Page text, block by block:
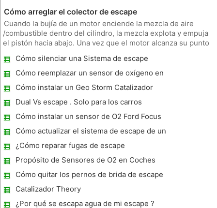
Cómo arreglar el colector de escape
Cuando la bujía de un motor enciende la mezcla de aire
/combustible dentro del cilindro, la mezcla explota y empuja
el pistón hacia abajo. Una vez que el motor alcanza su punto
de cilindro se abre. A medida que el pistón se desplaza ent
Cómo silenciar una Sistema de escape
Cómo reemplazar un sensor de oxígeno en
un Jeep
Cómo instalar un Geo Storm Catalizador
1991
Dual Vs escape . Solo para los carros
Cómo instalar un sensor de O2 Ford Focus
Cómo actualizar el sistema de escape de un
vehículo recreativo
¿Cómo reparar fugas de escape
Propósito de Sensores de O2 en Coches
Cómo quitar los pernos de brida de escape
que son Rusty
Catalizador Theory
¿Por qué se escapa agua de mi escape ?